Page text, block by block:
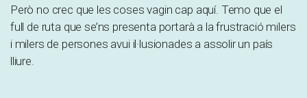
Però no crec que les coses vagin cap aquí. Temo que el
full de ruta que se’ns presenta portarà a la frustració milers
i milers de persones avui il·lusionades a assolir un país
lliure.